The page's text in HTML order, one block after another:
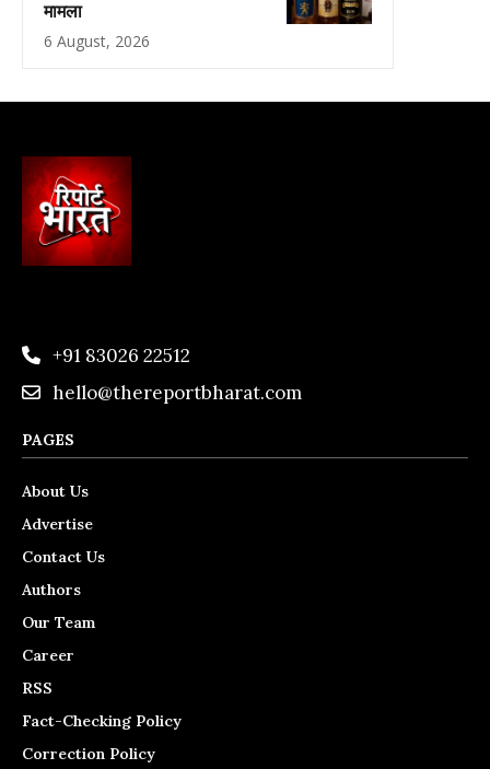
मामला
6 August, 2026
+91 83026 22512
hello@thereportbharat.com
PAGES
About Us
Advertise
Contact Us
Authors
Our Team
Career
RSS
Fact-Checking Policy
Correction Policy